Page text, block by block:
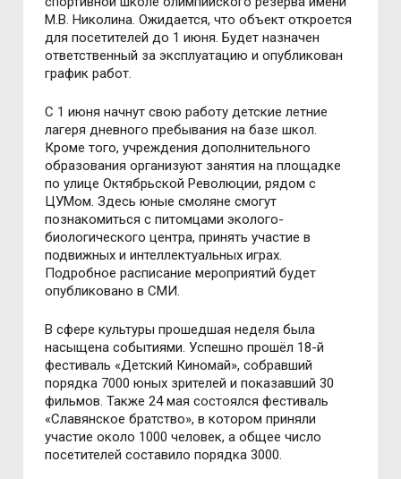
М.В. Николина. Ожидается, что объект откроется
для посетителей до 1 июня. Будет назначен
ответственный за эксплуатацию и опубликован
график работ.
С 1 июня начнут свою работу детские летние
лагеря дневного пребывания на базе школ.
Кроме того, учреждения дополнительного
образования организуют занятия на площадке
по улице Октябрьской Революции, рядом с
ЦУМом. Здесь юные смоляне смогут
познакомиться с питомцами эколого-
биологического центра, принять участие в
подвижных и интеллектуальных играх.
Подробное расписание мероприятий будет
опубликовано в СМИ.
В сфере культуры прошедшая неделя была
насыщена событиями. Успешно прошёл 18-й
фестиваль «Детский Киномай», собравший
порядка 7000 юных зрителей и показавший 30
фильмов. Также 24 мая состоялся фестиваль
«Славянское братство», в котором приняли
участие около 1000 человек, а общее число
посетителей составило порядка 3000.